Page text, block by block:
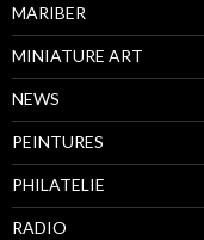
MARIBER
MINIATURE ART
NEWS
PEINTURES
PHILATELIE
RADIO